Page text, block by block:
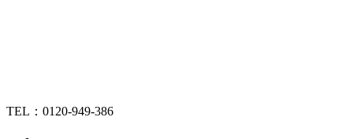
TEL：0120-949-386